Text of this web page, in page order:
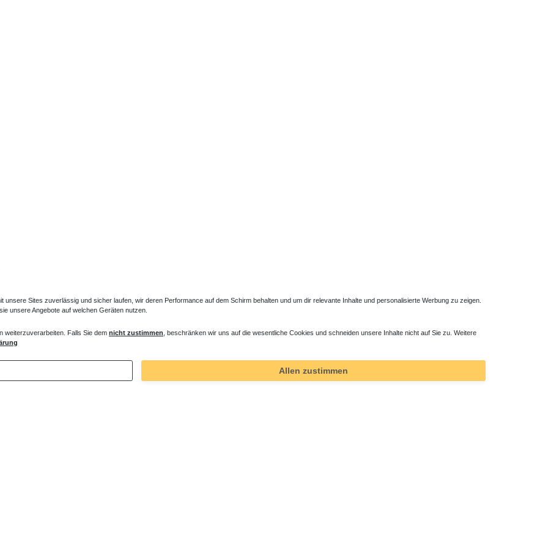
Sites zuverlässig und sicher laufen, wir deren Performance auf dem Schirm behalten und um dir relevante Inhalte und personalisierte Werbung zu zeigen.
unsere Angebote auf welchen Geräten nutzen.
weiterzuverarbeiten. Falls Sie dem nicht zustimmen , beschränken wir uns auf die wesentliche Cookies und schneiden unsere Inhalte nicht auf Sie zu. Weitere
Allen zustimmen